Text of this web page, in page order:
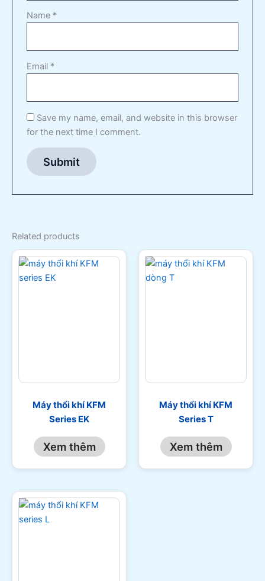
Name *
Email *
Save my name, email, and website in this browser
for the next time I comment.
Related products
Máy thổi khí KFM
Series EK
Xem thêm
Máy thổi khí KFM
Series T
Xem thêm